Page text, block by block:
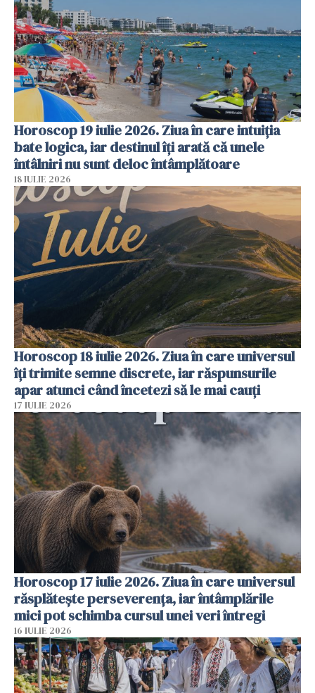
Horoscop 19 iulie 2026. Ziua în care intuiția
bate logica, iar destinul îți arată că unele
întâlniri nu sunt deloc întâmplătoare
18 IULIE 2026
Horoscop 18 iulie 2026. Ziua în care universul
îți trimite semne discrete, iar răspunsurile
apar atunci când încetezi să le mai cauți
17 IULIE 2026
Horoscop 17 iulie 2026. Ziua în care universul
răsplătește perseverența, iar întâmplările
mici pot schimba cursul unei veri întregi
16 IULIE 2026